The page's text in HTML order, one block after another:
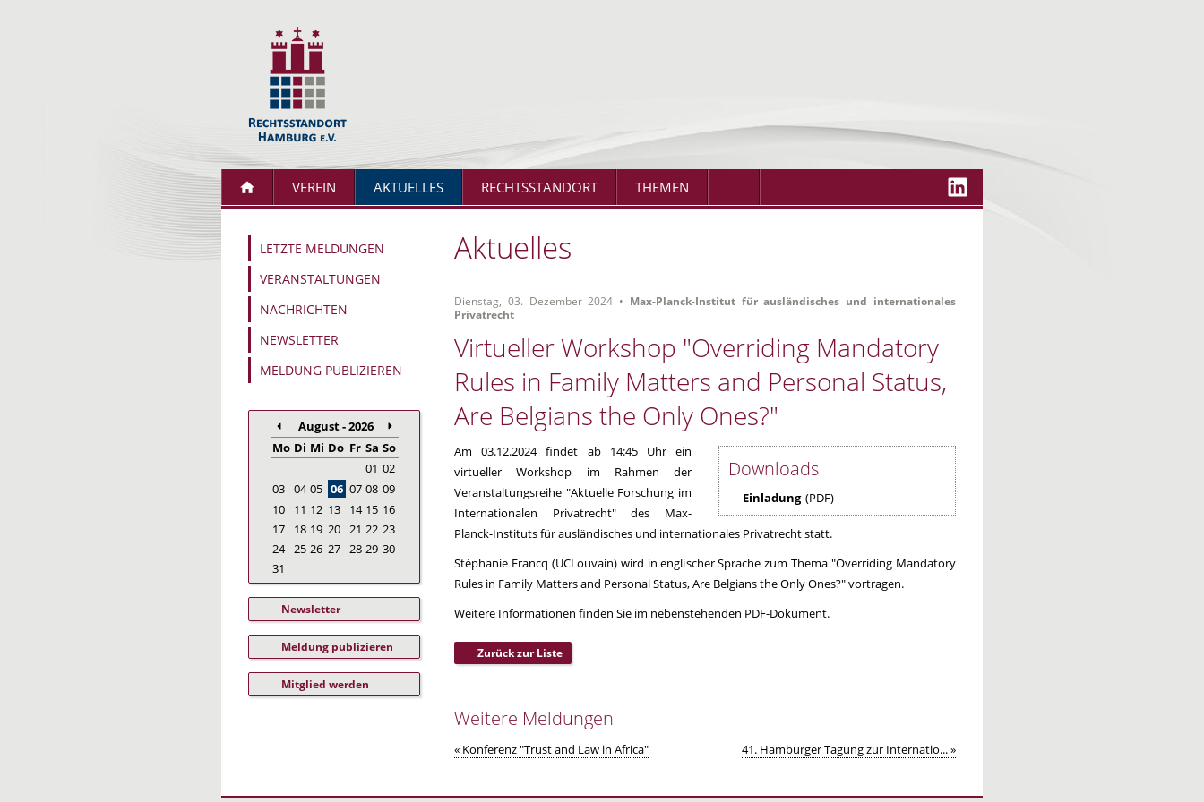
VEREIN AKTUELLES RECHTSSTANDORT THEMEN
LETZTE MELDUNGEN
VERANSTALTUNGEN
NACHRICHTEN
NEWSLETTER
MELDUNG PUBLIZIEREN
August - 2026
Mo Di Mi Do Fr Sa So
01 02
03 04 05 06 07 08 09
10
11 12 13 14 15 16
17
18 19 20 21 22 23
24 25 26 27 28 29 30
31
Newsletter
Meldung publizieren
Mitglied werden
Aktuelles
Dienstag, 03. Dezember 2024 • Max-Planck-Institut für ausländisches und internationales
Privatrecht
Virtueller Workshop "Overriding Mandatory
Rules in Family Matters and Personal Status,
Are Belgians the Only Ones?"
Downloads
Einladung (PDF)
Am 03.12.2024 findet ab 14:45 Uhr ein
virtueller Workshop im Rahmen der
Veranstaltungsreihe "Aktuelle Forschung im
Internationalen Privatrecht" des Max-
Planck-Instituts für ausländisches und internationales Privatrecht statt.
Stéphanie Francq (UCLouvain) wird in englischer Sprache zum Thema "Overriding Mandatory
Rules in Family Matters and Personal Status, Are Belgians the Only Ones?" vortragen.
Weitere Informationen finden Sie im nebenstehenden PDF-Dokument.
Zurück zur Liste
Weitere Meldungen
« Konferenz "Trust and Law in Africa" 41. Hamburger Tagung zur Internatio... »